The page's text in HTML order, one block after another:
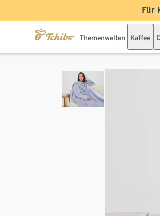
Für
Themenwelten Kaffee